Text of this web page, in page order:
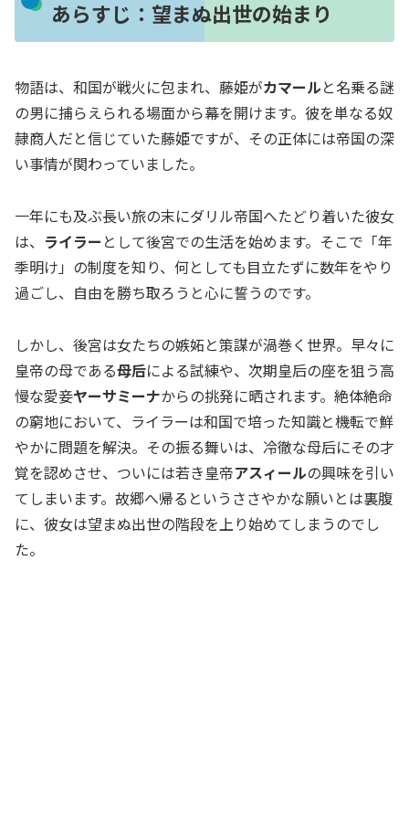
あらすじ：望まぬ出世の始まり
物語は、和国が戦火に包まれ、藤姫がカマールと名乗る謎
の男に捕らえられる場面から幕を開けます。彼を単なる奴
隷商人だと信じていた藤姫ですが、その正体には帝国の深
い事情が関わっていました。
一年にも及ぶ長い旅の末にダリル帝国へたどり着いた彼女
は、 ライラー として後宮での生活を始めます。そこで「年
季明け」の制度を知り、何としても目立たずに数年をやり
過ごし、自由を勝ち取ろうと心に誓うのです。
しかし、後宮は女たちの嫉妬と策謀が渦巻く世界。早々に
皇帝の母である母后による試練や、次期皇后の座を狙う高
慢な愛妾ヤーサミーナからの挑発に晒されます。絶体絶命
の窮地において、ライラーは和国で培った知識と機転で鮮
やかに問題を解決。その振る舞いは、冷徹な母后にその才
覚を認めさせ、ついには若き皇帝アスィールの興味を引い
てしまいます。故郷へ帰るというささやかな願いとは裏腹
に、彼女は望まぬ出世の階段を上り始めてしまうのでし
た。